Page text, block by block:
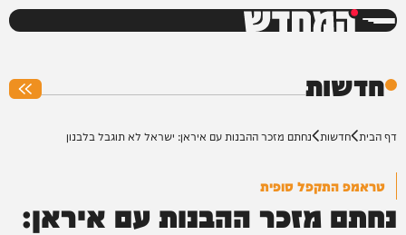
המחדש
חדשות
דף הבית חדשות נחתם מזכר ההבנות עם איראן: ישראל לא תוגבל בלבנון
טראמפ התקפל סופית
נחתם מזכר ההבנות עם איראן: